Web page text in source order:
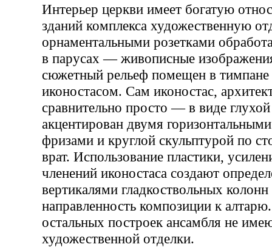
Интерьер церкви имеет богатую
зданий комплекса художественную
орнаментальными розетками
в парусах — живописные
сюжетный рельеф помещен в тимпане
иконостасом. Сам иконостас,
сравнительно просто — в виде
акцентирован двумя
фризами и круглой скульптурой по
врат. Использование пластики,
членений иконостаса создают
вертикалями гладкоствольных
направленность композиции к
остальных построек ансамбля не
художественной отделки.